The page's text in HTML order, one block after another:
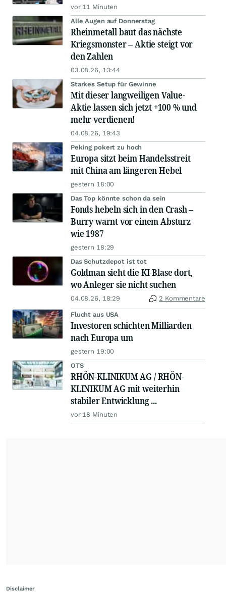
vor 11 Minuten
Alle Augen auf Donnerstag
Rheinmetall baut das nächste
Kriegsmonster – Aktie steigt vor
den Zahlen
03.08.26, 13:44
Starkes Setup für Gewinne
Mit dieser langweiligen Value-
Aktie lassen sich jetzt +100 % und
mehr verdienen!
04.08.26, 19:43
Peking pokert zu hoch
Europa sitzt beim Handelsstreit
mit China am längeren Hebel
gestern 18:00
Das Top könnte schon da sein
Fonds hebeln sich in den Crash –
Burry warnt vor einem Absturz
wie 1987
gestern 18:29
Das Schutzdepot ist tot
Goldman sieht die KI-Blase dort,
wo Anleger sie nicht suchen
04.08.26, 18:29 2 Kommentare
Flucht aus USA
Investoren schichten Milliarden
nach Europa um
gestern 19:00
OTS
RHÖN-KLINIKUM AG / RHÖN-
KLINIKUM AG mit weiterhin
stabiler Entwicklung ...
vor 18 Minuten
Disclaimer